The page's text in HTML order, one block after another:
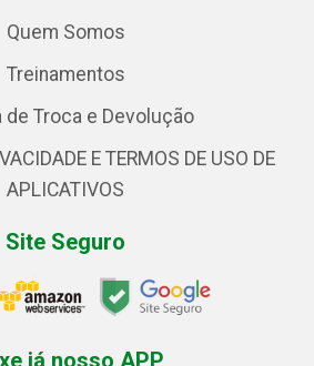
Quem Somos
Treinamentos
de Troca e Devolução
E TERMOS DE USO DE
APLICATIVOS
Site Seguro